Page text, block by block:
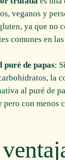
veganos y
ya que no
comunes en las
puré de papas:
la
al puré de
pero con menos